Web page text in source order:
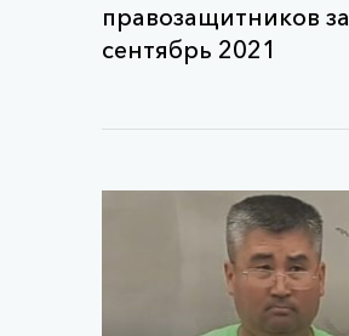
правозащитников за
сентябрь 2021